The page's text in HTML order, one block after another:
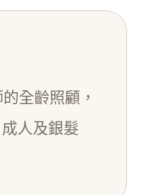
全齡照顧，
人及銀髮